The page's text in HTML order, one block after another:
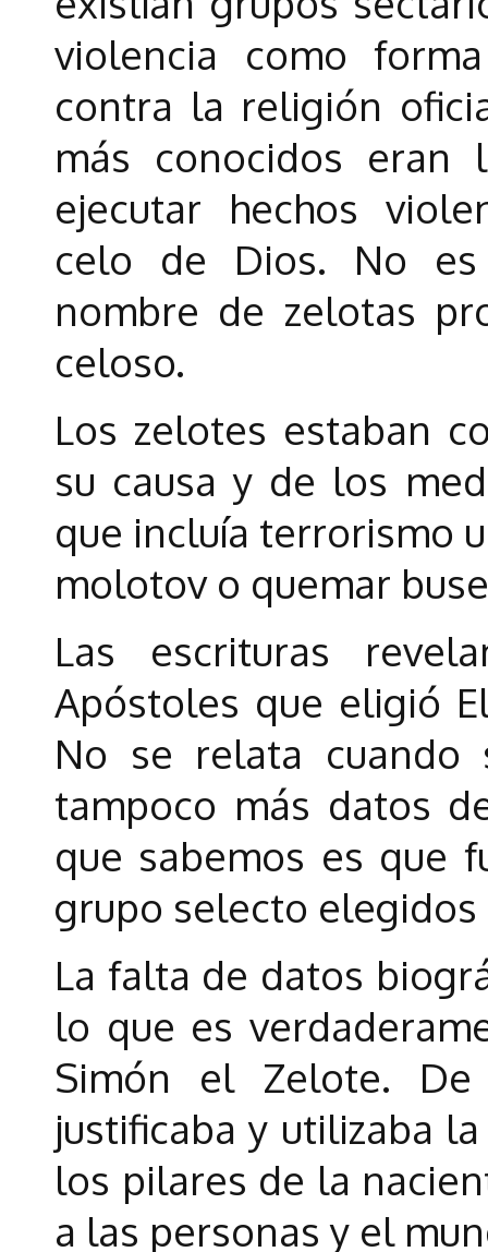
violencia como
contra la religión
más conocidos eran
ejecutar hechos
celo de Dios. No
nombre de zelotas
celoso.
Los zelotes estaban
su causa y de los
que incluía terrorismo
molotov o quemar
Las escrituras
Apóstoles que eligió
No se relata
tampoco más datos
que sabemos es que
grupo selecto elegidos
La falta de datos
lo que es
Simón el Zelote.
justificaba y utilizaba
los pilares de la
a las personas y el